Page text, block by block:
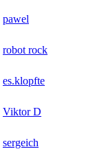
pawel
robot rock
es.klopfte
Viktor D
sergeich